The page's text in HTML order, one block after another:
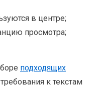
в центре;
просмотра;
подходящих
к текстам